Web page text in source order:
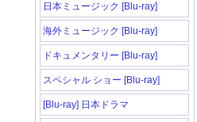
日本ミュージック [Blu-ray]
海外ミュージック [Blu-ray]
ドキュメンタリー [Blu-ray]
スペシャル ショー [Blu-ray]
[Blu-ray] 日本ドラマ